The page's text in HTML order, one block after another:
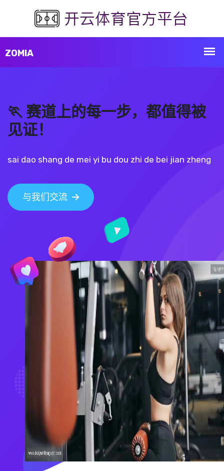
🏃 赛道上的每一步，都值得被
见证！
sai dao shang de mei yi bu dou zhi de bei jian zheng
与我们交流